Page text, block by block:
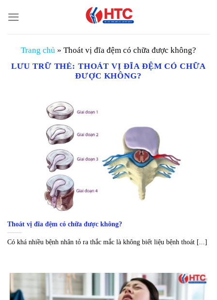
đến
nội
Trang chủ » Thoát vị đĩa đệm có chữa được không?
LƯU TRỮ THẺ: THOÁT VỊ ĐĨA ĐỆM CÓ CHỮA
ĐƯỢC KHÔNG?
Thoát vị đĩa đệm có chữa được không?
Có khá nhiều bệnh nhân tỏ ra thắc mắc là không biết liệu bệnh thoát [...]